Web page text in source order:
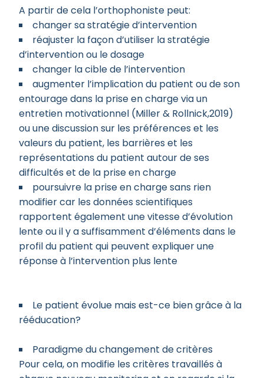
A partir de cela l’orthophoniste peut:
changer sa stratégie d’intervention
réajuster la façon d’utiliser la stratégie
d’intervention ou le dosage
changer la cible de l’intervention
augmenter l’implication du patient ou de son
entourage dans la prise en charge via un
entretien motivationnel (Miller & Rollnick,2019)
ou une discussion sur les préférences et les
valeurs du patient, les barrières et les
représentations du patient autour de ses
difficultés et de la prise en charge
poursuivre la prise en charge sans rien
modifier car les données scientifiques
rapportent également une vitesse d’évolution
lente ou il y a suffisamment d’éléments dans le
profil du patient qui peuvent expliquer une
réponse à l’intervention plus lente
Le patient évolue mais est-ce bien grâce à la
rééducation?
Paradigme du changement de critères
Pour cela, on modifie les critères travaillés à